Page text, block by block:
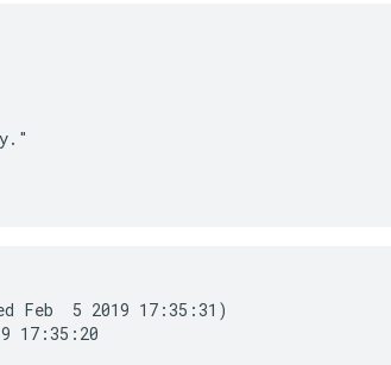
Feb  5 2019 17:35:31)
17:35:20